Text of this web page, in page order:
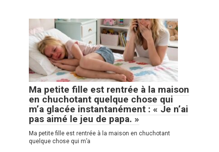
Ma petite fille est rentrée à la maison
en chuchotant quelque chose qui
m’a glacée instantanément : « Je n’ai
pas aimé le jeu de papa. »
Ma petite fille est rentrée à la maison en chuchotant
quelque chose qui m’a